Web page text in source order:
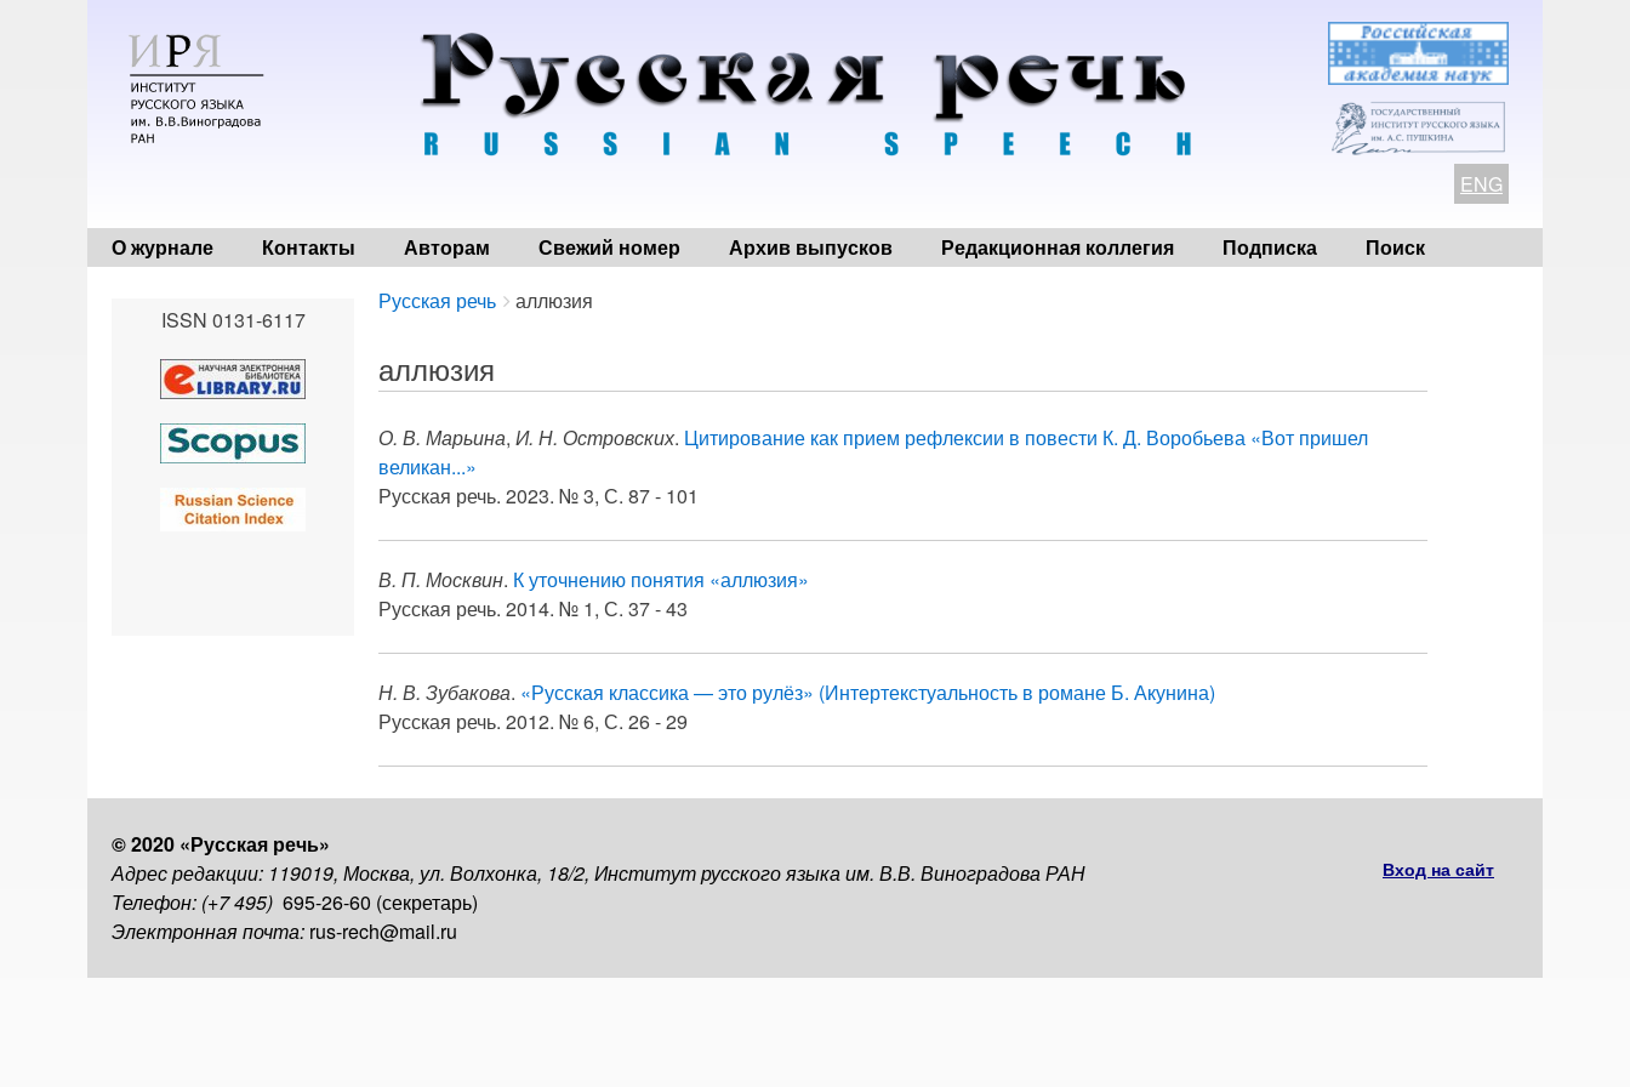
ENG
О журнале Контакты Авторам Свежий номер Архив выпусков Редакционная коллегия Подписка Поиск
Breadcrumbs
You
here:
Русская речь аллюзия
аллюзия
О. В. Марьина, И. Н. Островских. Цитирование как прием рефлексии в повести К. Д. Воробьева «Вот пришел
великан...»
Русская речь. 2023. № 3, С. 87 - 101
В. П. Москвин. К уточнению понятия «аллюзия»
Русская речь. 2014. № 1, С. 37 - 43
Н. В. Зубакова. «Русская классика — это рулёз» (Интертекстуальность в романе Б. Акунина)
Русская речь. 2012. № 6, С. 26 - 29
ISSN 0131-6117
© 2020 «Русская речь»
Адрес редакции: 119019, Москва, ул. Волхонка, 18/2, Институт русского языка им. В.В. Виноградова РАН
Телефон: (+7 495) 695-26-60 (секретарь)
Электронная почта: rus-rech@mail.ru
Вход на сайт